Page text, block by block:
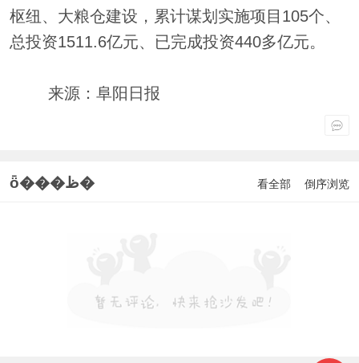
枢纽、大粮仓建设，累计谋划实施项目105个、
总投资1511.6亿元、已完成投资440多亿元。
来源：阜阳日报
ȫ���ظ� 看全部 倒序浏览